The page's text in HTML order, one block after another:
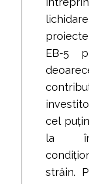
EB-5
cel
la
străin.